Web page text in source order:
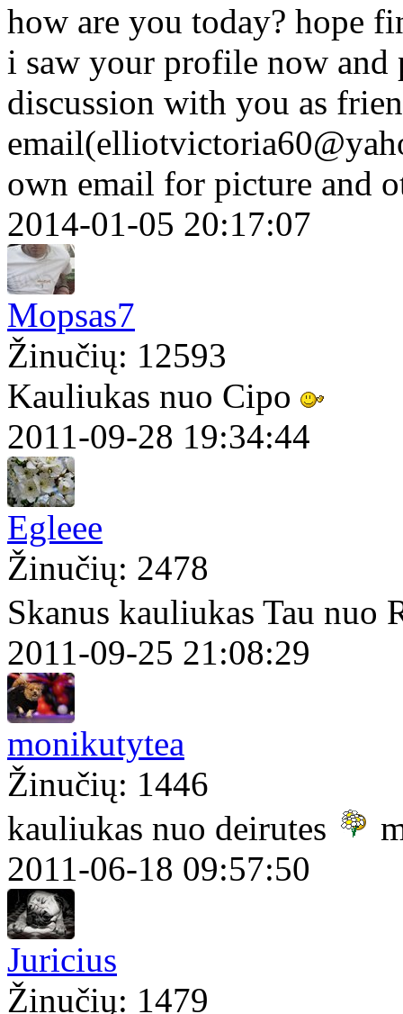
how are you today? hope
i saw your profile now and
discussion with you as
own email for picture and
2014-01-05 20:17:07
Mopsas7
Žinučių: 12593
Kauliukas nuo Cipo
2011-09-28 19:34:44
Egleee
Žinučių: 2478
Skanus kauliukas Tau nuo
2011-09-25 21:08:29
monikutytea
Žinučių: 1446
kauliukas nuo deirutes
2011-06-18 09:57:50
Juricius
Žinučių: 1479